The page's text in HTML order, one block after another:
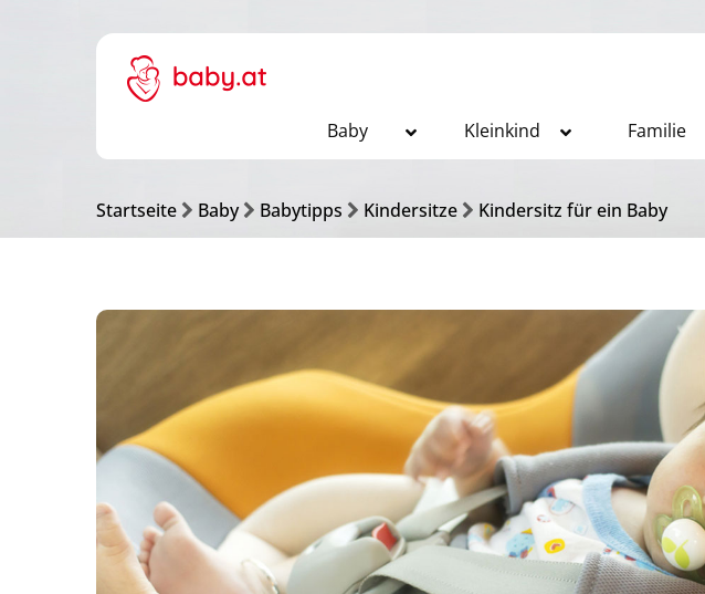
Baby Kleinkind Familie
Startseite Baby Babytipps Kindersitze Kindersitz für ein Baby